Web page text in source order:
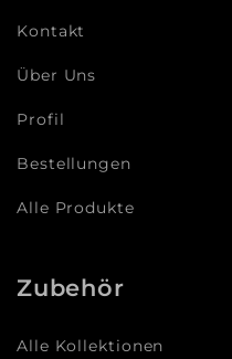
Kontakt
Über Uns
Profil
Bestellungen
Alle Produkte
Zubehör
Alle Kollektionen